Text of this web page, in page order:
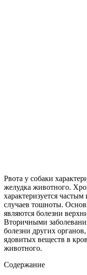
Рвота у собаки
желудка животного.
характеризуется
случаев тошноты.
являются болезни
Вторичными
болезни других
ядовитых веществ в
животного.
Содержание